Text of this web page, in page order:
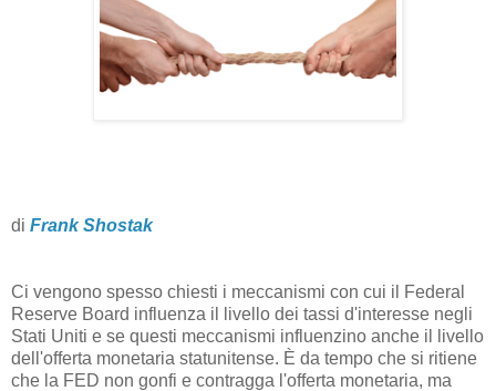
di Frank Shostak
Ci vengono spesso chiesti i meccanismi con cui il Federal
Reserve Board influenza il livello dei tassi d'interesse negli
Stati Uniti e se questi meccanismi influenzino anche il livello
dell'offerta monetaria statunitense. È da tempo che si ritiene
che la FED non gonfi e contragga l'offerta monetaria, ma